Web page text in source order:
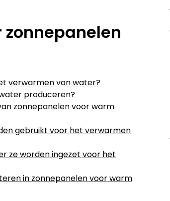
verwarmen van water?
produceren?
zonnepanelen voor warm
gebruikt voor het verwarmen
ze worden ingezet voor het
in zonnepanelen voor warm